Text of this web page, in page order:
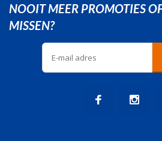
NOOIT MEER PROMOTIES
MISSEN?